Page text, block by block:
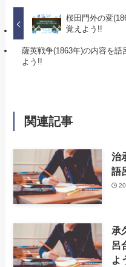
桜田門外の変
覚えよう!!
薩英戦争(1863年)の内容を語
よう!!
関連記事
治
語
承
呂
よ